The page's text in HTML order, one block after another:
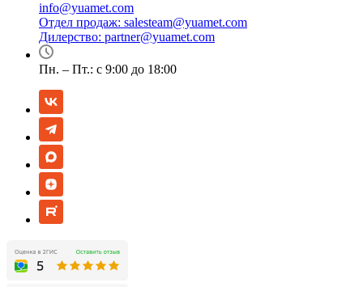
info@yuamet.com
Отдел продаж: salesteam@yuamet.com
Дилерство: partner@yuamet.com
Пн. – Пт.: с 9:00 до 18:00